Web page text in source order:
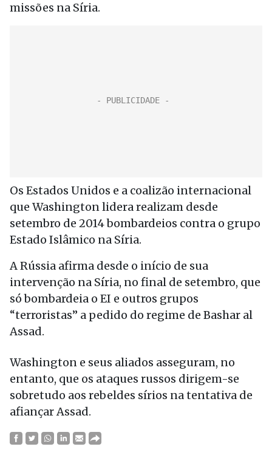
missões na Síria.
Os Estados Unidos e a coalizão internacional
que Washington lidera realizam desde
setembro de 2014 bombardeios contra o grupo
Estado Islâmico na Síria.
A Rússia afirma desde o início de sua
intervenção na Síria, no final de setembro, que
só bombardeia o EI e outros grupos
“terroristas” a pedido do regime de Bashar al
Assad.
Washington e seus aliados asseguram, no
entanto, que os ataques russos dirigem-se
sobretudo aos rebeldes sírios na tentativa de
afiançar Assad.